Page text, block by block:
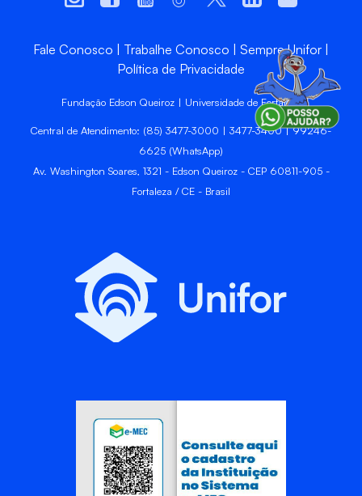
Fale Conosco Trabalhe Conosco
Sempre Unifor
Política de Privacidade
Fundação Edson Queiroz | Universidade de Fortaleza
Central de Atendimento: (85) 3477-3000 | 3477-3400 | 99246-
6625 (WhatsApp)
Av. Washington Soares, 1321 - Edson Queiroz - CEP 60811-905 -
Fortaleza / CE - Brasil